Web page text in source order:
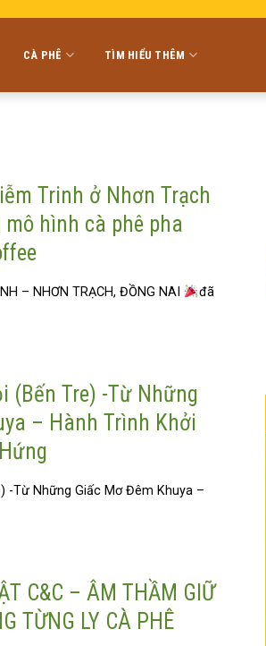
CÀ PHÊ TÌM HIỂU THÊM
Trinh ở Nhơn Trạch
hình cà phê pha
– NHƠN TRẠCH, ĐỒNG NAI
đã
(Bến Tre) -Từ Những
– Hành Trình Khởi
-Từ Những Giấc Mơ Đêm Khuya –
C&C – ÂM THẦM GIỮ
TỪNG LY CÀ PHÊ